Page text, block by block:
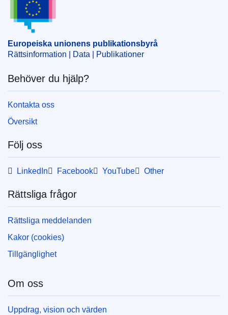
Europeiska unionens publikationsbyrå
Rättsinformation | Data | Publikationer
Behöver du hjälp?
Kontakta oss
Översikt
Följ oss
LinkedIn Facebook YouTube Other
Rättsliga frågor
Rättsliga meddelanden
Kakor (cookies)
Tillgänglighet
Om oss
Uppdrag, vision och värden